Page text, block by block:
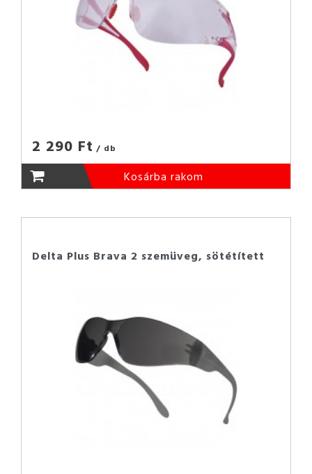
2 290 Ft / db
Kosárba rakom
Delta Plus Brava 2 szemüveg, sötétített